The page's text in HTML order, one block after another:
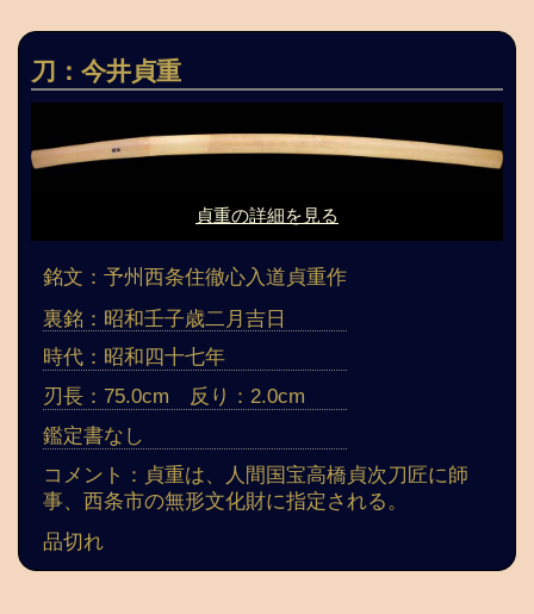
刀：今井貞重
貞重の詳細を見る
銘文：予州西条住徹心入道貞重作
裏銘：昭和壬子歳二月吉日
時代：昭和四十七年
刃長：75.0cm 反り：2.0cm
鑑定書なし
コメント：貞重は、人間国宝高橋貞次刀匠に師
事、西条市の無形文化財に指定される。
品切れ